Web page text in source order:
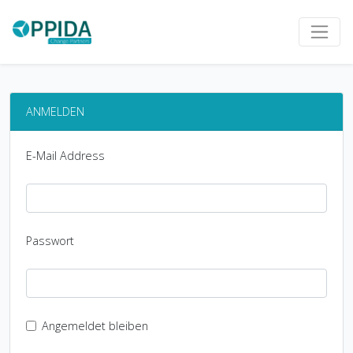
ANMELDEN
E-Mail Address
Passwort
Angemeldet bleiben